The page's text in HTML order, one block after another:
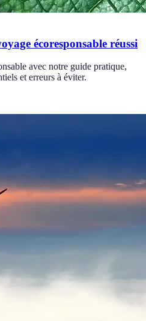
écoresponsable réussi
avec notre guide pratique,
et erreurs à éviter.